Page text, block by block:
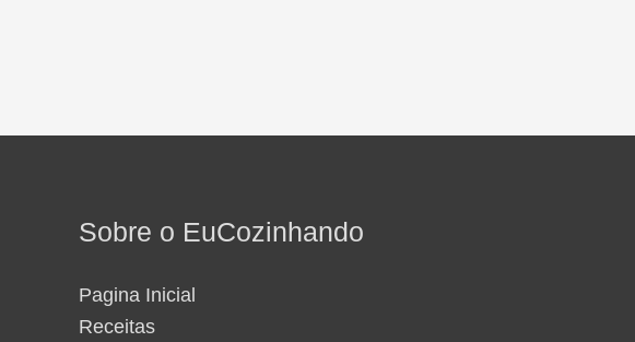
Sobre o EuCozinhando
Pagina Inicial
Receitas